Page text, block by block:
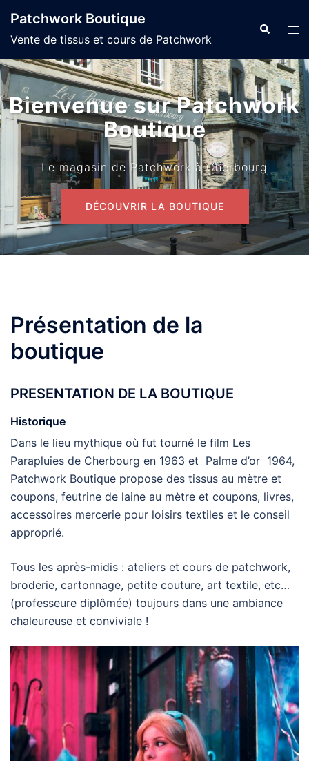
au
contenu
Patchwork Boutique
Vente de tissus et cours de Patchwork
Bienvenue sur Patchwork
Boutique
Le magasin de Patchwork à Cherbourg
DÉCOUVRIR LA BOUTIQUE
Présentation de la
boutique
PRESENTATION DE LA BOUTIQUE
Historique
Dans le lieu mythique où fut tourné le film Les
Parapluies de Cherbourg en 1963 et Palme d’or 1964,
Patchwork Boutique propose des tissus au mètre et
coupons, feutrine de laine au mètre et coupons, livres,
accessoires mercerie pour loisirs textiles et le conseil
approprié.
Tous les après-midis : ateliers et cours de patchwork,
broderie, cartonnage, petite couture, art textile, etc…
(professeure diplômée) toujours dans une ambiance
chaleureuse et conviviale !